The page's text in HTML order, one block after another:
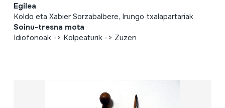
Egilea
Koldo eta Xabier Sorzabalbere, Irungo txalapartariak
Soinu-tresna mota
Idiofonoak -> Kolpeaturik -> Zuzen